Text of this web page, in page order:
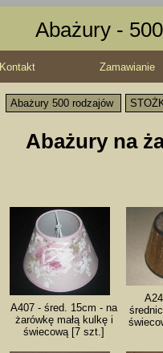
Abażury -
Kontakt Zamawianie
Abażury 500 rodzajów
Abażury na
A407 - śred. 15cm - na
żarówkę małą kulkę i
świecową [7 szt.]